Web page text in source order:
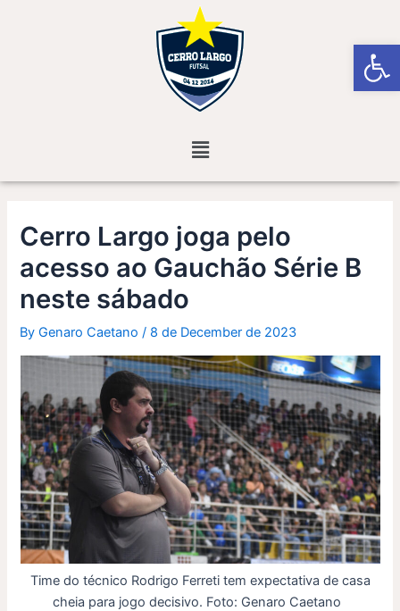
Menu
Cerro Largo joga pelo
acesso ao Gauchão Série B
neste sábado
ByGenaro Caetano/ 8 de December de 2023
Time do técnico Rodrigo Ferreti tem expectativa de casa
cheia para jogo decisivo. Foto: Genaro Caetano